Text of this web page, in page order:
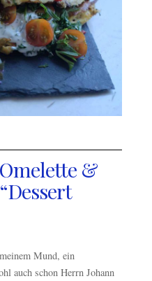
&
Mund, ein
auch schon Herrn Johann